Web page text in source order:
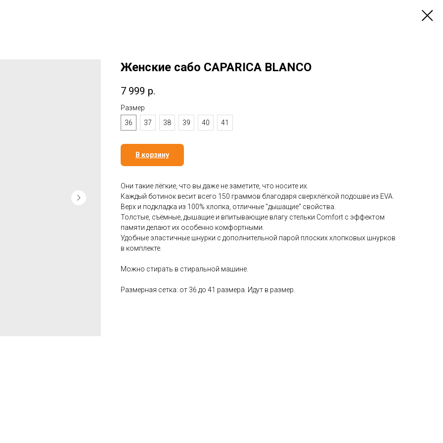
Женские сабо CAPARICA BLANCO
7 999 р.
Размер
36
37 38 39 40 41
В корзину
Они такие лёгкие, что вы даже не заметите, что носите их.
Каждый ботинок весит всего 150 граммов благодаря сверхлёгкой подошве из EVA.
Верх и подкладка из 100% хлопка, отличные "дышащие" свойства.
Толстые, съёмные, дышащие и впитывающие влагу стельки Comfort с эффектом
памяти делают их особенно комфортными.
Удобные эластичные шнурки с дополнительной парой плоских хлопковых шнурков
в комплекте.
Можно стирать в стиральной машине.
Размерная сетка: от 36 до 41 размера. Идут в размер.